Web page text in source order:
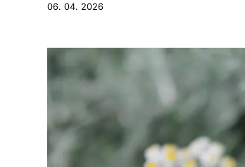
06. 04. 2026